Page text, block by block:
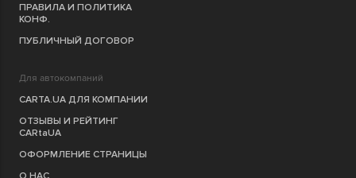
ПРАВИЛА И ПОЛИТИКА
КОНФ.
ПУБЛИЧНЫЙ ДОГОВОР
Для автокомпаний
CARTA.UA ДЛЯ КОМПАНИИ
ОТЗЫВЫ И РЕЙТИНГ
CARtaUA
ОФОРМЛЕНИЕ СТРАНИЦЫ